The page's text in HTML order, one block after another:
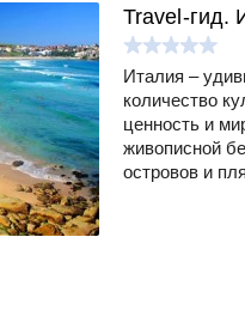
Travel-гид.
Италия –
количество
ценность и
живописной
островов и